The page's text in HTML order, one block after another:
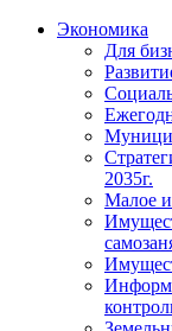
Экономика
Для
2035г.
Малое и